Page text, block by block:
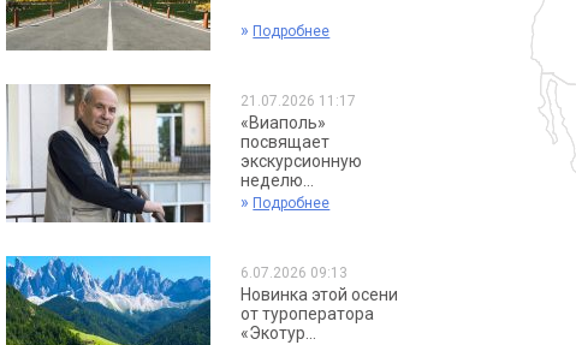
» Подробнее
21.07.2026 11:17
«Виаполь»
посвящает
экскурсионную
неделю...
» Подробнее
6.07.2026 09:13
Новинка этой осени
от туроператора
«Экотур...